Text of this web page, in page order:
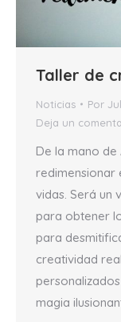
Taller de
Noticias Por
Deja un
De la mano
redimensionar
vidas. Será un
para obtener
para
creatividad
magia